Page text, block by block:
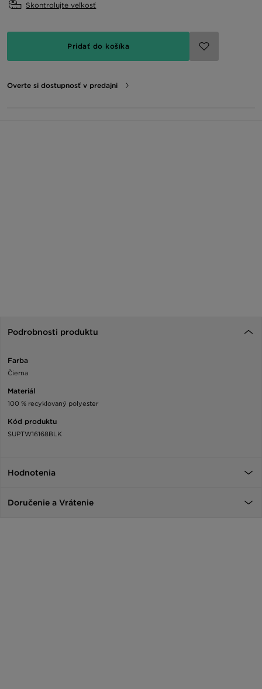
Skontrolujte veľkosť
Pridať do košíka
Overte si dostupnosť v predajni
Podrobnosti produktu
Farba
Čierna
Materiál
100 % recyklovaný polyester
Kód produktu
SUPTW16168BLK
Hodnotenia
Doručenie a Vrátenie